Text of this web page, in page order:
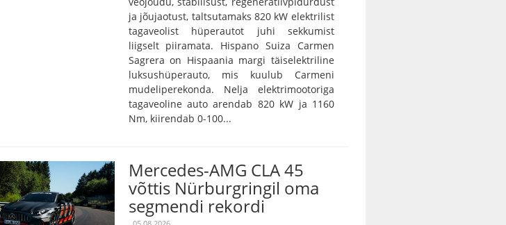
ja jõujaotust, taltsutamaks 820 kW elektrilist
tagaveolist hüperautot juhi sekkumist
liigselt piiramata. Hispano Suiza Carmen
Sagrera on Hispaania margi täiselektriline
luksushüperauto, mis kuulub Carmeni
mudeliperekonda. Nelja elektrimootoriga
tagaveoline auto arendab 820 kW ja 1160
Nm, kiirendab 0-100...
Mercedes-AMG CLA 45
võttis Nürburgringil oma
segmendi rekordi